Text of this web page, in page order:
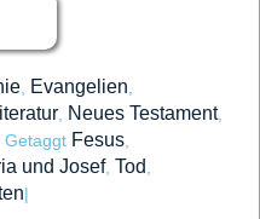
Evangelien
Neues Testament,
Getaggt Fesus
und Josef, Tod
|